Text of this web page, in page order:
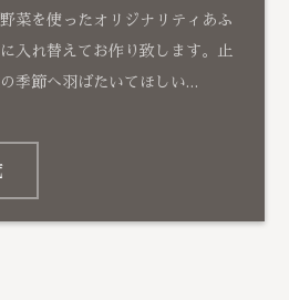
菜を使ったオリジナリティあふ
入れ替えてお作り致します。止
季節へ羽ばたいてほしい…